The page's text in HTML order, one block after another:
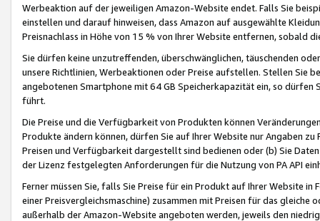
Werbeaktion auf der jeweiligen Amazon-Website endet. Falls Sie
einstellen und darauf hinweisen, dass Amazon auf ausgewählte
Preisnachlass in Höhe von 15 % von Ihrer Website entfernen, sobald
Sie dürfen keine unzutreffenden, überschwänglichen, täuschenden
unsere Richtlinien, Werbeaktionen oder Preise aufstellen. Stellen Sie
angebotenen Smartphone mit 64 GB Speicherkapazität ein, so dürfen
führt.
Die Preise und die Verfügbarkeit von Produkten können
Produkte ändern können, dürfen Sie auf Ihrer Website nur Angaben
Preisen und Verfügbarkeit dargestellt sind bedienen oder (b) Sie
der Lizenz festgelegten Anforderungen für die Nutzung von PA API
Ferner müssen Sie, falls Sie Preise für ein Produkt auf Ihrer Website
einer Preisvergleichsmaschine) zusammen mit Preisen für das
außerhalb der Amazon-Website angeboten werden, jeweils den